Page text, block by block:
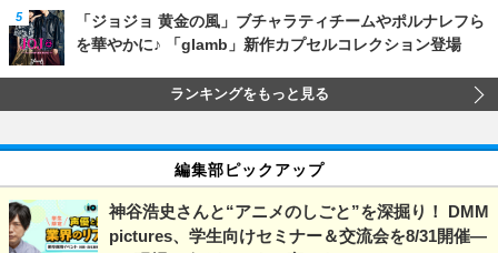
「ジョジョ 黄金の風」ブチャラティチームやポルナレフら
を華やかに♪ 「glamb」新作カプセルコレクション登場
ランキングをもっと見る
編集部ピックアップ
神谷浩史さんと“アニメのしごと”を深掘り！ DMM
pictures、学生向けセミナー＆交流会を8/31開催―